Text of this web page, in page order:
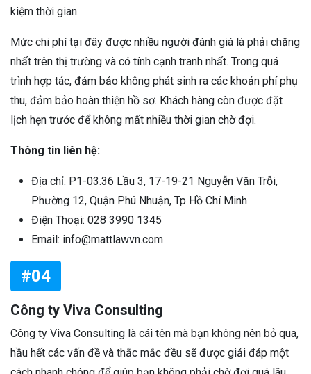
kiệm thời gian.
Mức chi phí tại đây được nhiều người đánh giá là phải chăng
nhất trên thị trường và có tính cạnh tranh nhất. Trong quá
trình hợp tác, đảm bảo không phát sinh ra các khoản phí phụ
thu, đảm bảo hoàn thiện hồ sơ. Khách hàng còn được đặt
lịch hẹn trước để không mất nhiều thời gian chờ đợi.
Thông tin liên hệ:
Địa chỉ: P1-03.36 Lầu 3, 17-19-21 Nguyễn Văn Trỗi,
Phường 12, Quận Phú Nhuận, Tp Hồ Chí Minh
Điện Thoại: 028 3990 1345
Email: info@mattlawvn.com
#04
Công ty Viva Consulting
Công ty Viva Consulting là cái tên mà bạn không nên bỏ qua,
hầu hết các vấn đề và thắc mắc đều sẽ được giải đáp một